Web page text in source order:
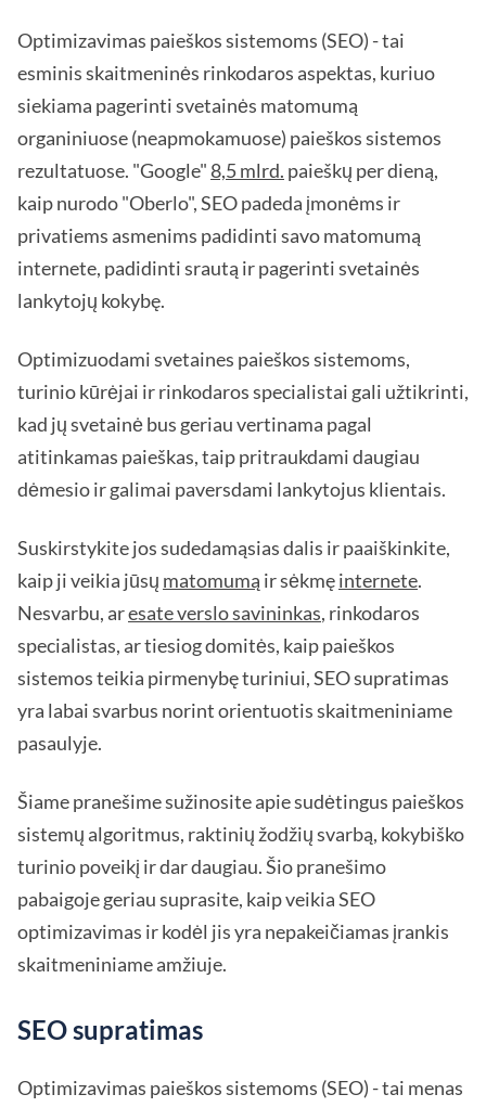
Optimizavimas paieškos sistemoms (SEO) - tai
esminis skaitmeninės rinkodaros aspektas, kuriuo
siekiama pagerinti svetainės matomumą
organiniuose (neapmokamuose) paieškos sistemos
rezultatuose. "Google" 8,5 mlrd. paieškų per dieną,
kaip nurodo "Oberlo", SEO padeda įmonėms ir
privatiems asmenims padidinti savo matomumą
internete, padidinti srautą ir pagerinti svetainės
lankytojų kokybę.
Optimizuodami svetaines paieškos sistemoms,
turinio kūrėjai ir rinkodaros specialistai gali užtikrinti,
kad jų svetainė bus geriau vertinama pagal
atitinkamas paieškas, taip pritraukdami daugiau
dėmesio ir galimai paversdami lankytojus klientais.
Suskirstykite jos sudedamąsias dalis ir paaiškinkite,
kaip ji veikia jūsų matomumą ir sėkmęinternete.
Nesvarbu, aresate verslo savininkas, rinkodaros
specialistas, ar tiesiog domitės, kaip paieškos
sistemos teikia pirmenybę turiniui, SEO supratimas
yra labai svarbus norint orientuotis skaitmeniniame
pasaulyje.
Šiame pranešime sužinosite apie sudėtingus paieškos
sistemų algoritmus, raktinių žodžių svarbą, kokybiško
turinio poveikį ir dar daugiau. Šio pranešimo
pabaigoje geriau suprasite, kaip veikia SEO
optimizavimas ir kodėl jis yra nepakeičiamas įrankis
skaitmeniniame amžiuje.
SEO supratimas
Optimizavimas paieškos sistemoms (SEO) - tai menas